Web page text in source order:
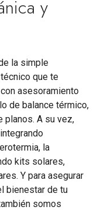
y
la simple
que te
asesoramiento
de balance térmico,
planos. A su vez,
la
kits solares,
Y para asegurar
bienestar de tu
somos